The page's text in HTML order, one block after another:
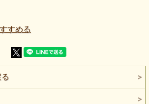
単位になります。
やや薄い
伸びる。
れる環境によって異なる場合がござい
正確ではありません。あくまでもイメー
い.。
すめる